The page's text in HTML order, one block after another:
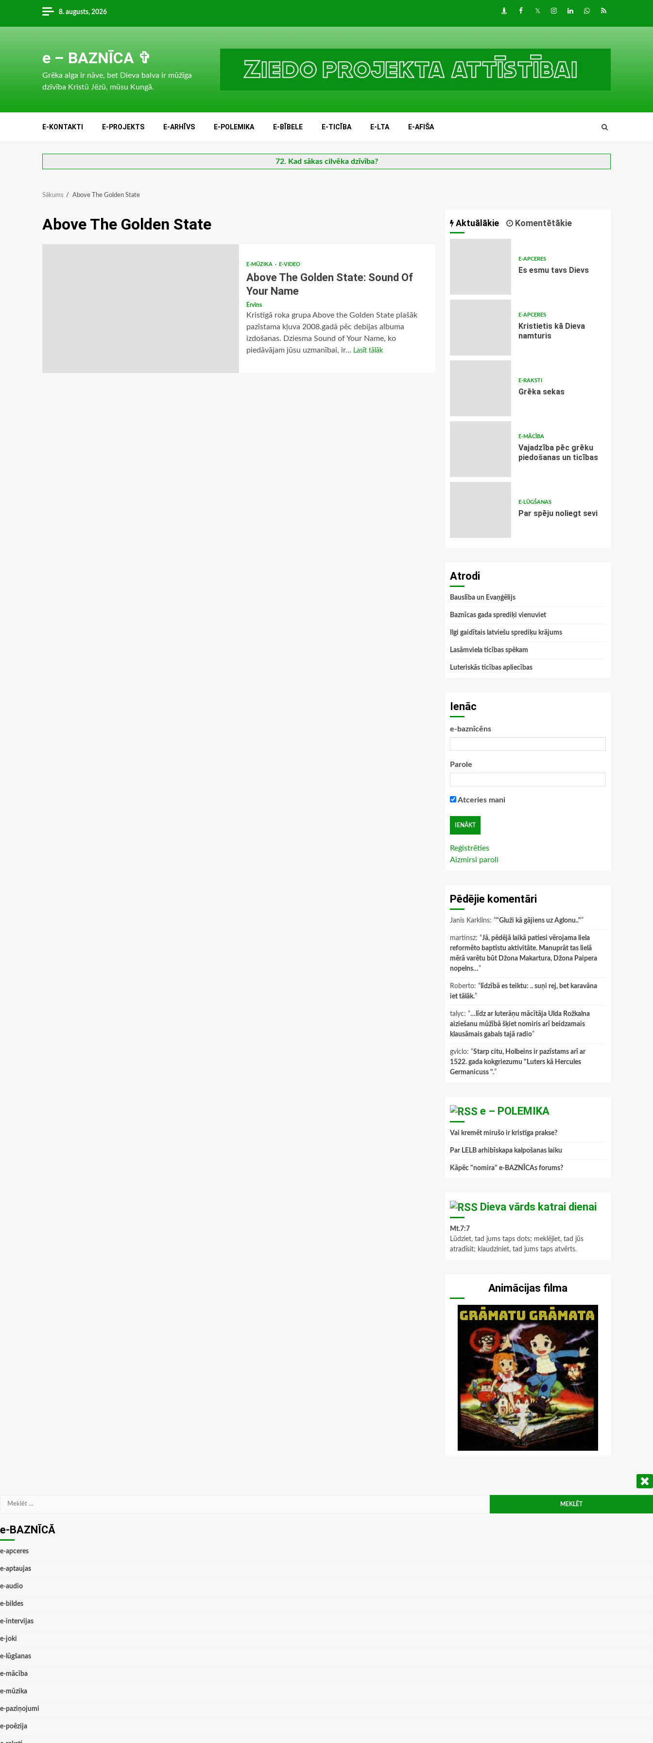
content
8. augusts, 2026 DraugiemFacebook
TwitterInstagram
LinkedInwhatsapp
RSS
e – BAZNĪCA ✞
Grēka alga ir nāve, bet Dieva balva ir mūžīga
dzīvība Kristū Jēzū, mūsu Kungā.
E-KONTAKTI E-PROJEKTS E-ARHĪVS E-POLEMIKA E-BĪBELE E-TICĪBA E-LTA E-AFIŠA
72. Kad sākas cilvēka dzīvība?
Sākums Above The Golden State
Above The Golden State
E-MŪZIKA E-VIDEO
Above The Golden State: Sound Of
Your Name
Ervīns
Kristīgā roka grupa Above the Golden State plašāk
pazīstama kļuva 2008.gadā pēc debijas albuma
izdošanas. Dziesma Sound of Your Name, ko
piedāvājam jūsu uzmanībai, ir... Lasīt tālāk
Aktuālākie Komentētākie
E-APCERES
Es esmu tavs Dievs
E-APCERES
Kristietis kā Dieva
namturis
E-RAKSTI
Grēka sekas
E-MĀCĪBA
Vajadzība pēc grēku
piedošanas un ticības
E-LŪGŠANAS
Par spēju noliegt sevi
Atrodi
Bauslība un Evaņģēlijs
Baznīcas gada sprediķi vienuviet
Ilgi gaidītais latviešu sprediķu krājums
Lasāmviela ticības spēkam
Luteriskās ticības apliecības
Ienāc
e-baznīcēns
Parole
Atceries mani
Reģistrēties
Aizmirsi paroli
Pēdējie komentāri
Janis Karklins: “"Gluži kā gājiens uz Aglonu.."”
martinsz: “Jā, pēdējā laikā patiesi vērojama liela
reformēto baptistu aktivitāte. Manuprāt tas lielā
mērā varētu būt Džona Makartura, Džona Paipera
nopelns…”
Roberto: “ līdzībā es teiktu: .. suņi rej, bet karavāna
iet tālāk.”
talyc: “…līdz ar luterāņu mācītāja Ulda Rožkalna
aiziešanu mūžībā šķiet nomiris arī beidzamais
klausāmais gabals tajā radio”
gviclo: “Starp citu, Holbeins ir pazīstams arī ar
1522. gada kokgriezumu "Luters kā Hercules
Germanicuss ".”
e – POLEMIKA
Vai kremēt mirušo ir kristīga prakse?
Par LELB arhibīskapa kalpošanas laiku
Kāpēc "nomira" e-BAZNĪCAs forums?
Dieva vārds katrai dienai
Mt.7:7
Lūdziet, tad jums taps dots; meklējiet, tad jūs
atradīsit; klaudziniet, tad jums taps atvērts.
Animācijas filma
Meklēt:
e-BAZNĪCĀ
e-apceres
e-aptaujas
e-audio
e-bildes
e-intervijas
e-joki
e-lūgšanas
e-mācība
e-mūzika
e-paziņojumi
e-poēzija